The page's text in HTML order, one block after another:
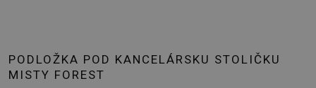
PODLOŽKA POD KANCELÁRSKU STOLIČKU
MISTY FOREST